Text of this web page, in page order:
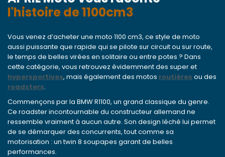
l'histoire de 1100cm3
Vous venez d’acheter une moto 1100 cm3, ce style de moto
aussi puissante que rapide qui se pilote sur circuit ou sur route,
le temps de belles virées en solitaire ou entre potes ? Dans
cette catégorie, vous retrouvez évidemment des super et
hypersportives, mais également des motos routières ou des
roadsters.
Commençons par la BMW R1100, un grand classique du genre.
Ce roadster incontournable du constructeur allemand ne
ressemble vraiment à aucun autre. Son design léché lui permet
de se démarquer des concurrents, tout comme sa
motorisation : un twin 8 soupapes garant de belles
performances.